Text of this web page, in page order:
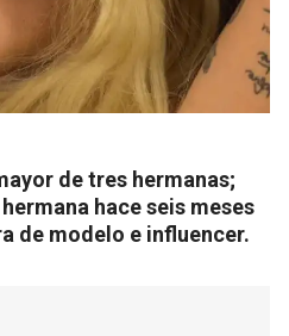
de tres hermanas;
hace seis meses
de modelo e influencer.